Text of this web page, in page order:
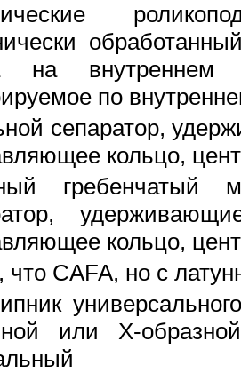
на внутреннем
по
сепаратор,
кольцо,
гребенчатый
кольцо,
что CAFA, но с
или Х-